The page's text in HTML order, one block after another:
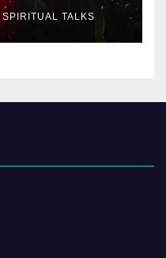
SPIRITUAL TALKS